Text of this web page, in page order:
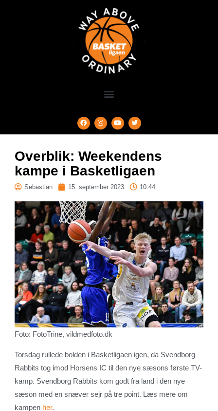
Overblik: Weekendens
kampe i Basketligaen
Sebastian 15. september 2023 10:44
Foto: FotoTrine, vildmedfoto.dk
Torsdag rullede bolden i Basketligaen igen, da Svendborg
Rabbits tog imod Horsens IC til den nye sæsons første TV-
kamp. Svendborg Rabbits kom godt fra land i den nye
sæson med en snæver sejr på tre point. Læs mere om
kampen her.